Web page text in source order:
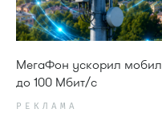
МегаФон ускорил
до 100 Мбит/с
РЕКЛАМА